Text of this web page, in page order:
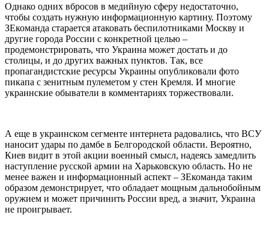
Однако одних вбросов в медийную сферу недостаточно,
чтобы создать нужную информационную картину. Поэтому
ЗЕкоманда старается атаковать беспилотниками Москву и
другие города России с конкретной целью –
продемонстрировать, что Украина может достать и до
столицы, и до других важных пунктов. Так, все
пропагандистские ресурсы Украины опубликовали фото
пикапа с зенитным пулеметом у стен Кремля. И многие
украинские обыватели в комментариях торжествовали.
А еще в украинском сегменте интернета радовались, что ВСУ
наносит удары по дамбе в Белгородской области. Вероятно,
Киев видит в этой акции военный смысл, надеясь замедлить
наступление русской армии на Харьковскую область. Но не
менее важен и информационный аспект – ЗЕкоманда таким
образом демонстрирует, что обладает мощным дальнобойным
оружием и может причинить России вред, а значит, Украина
не проигрывает.